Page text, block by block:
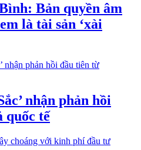
Bản quyền âm
là tài sản ‘xài
nhận phản hồi
quốc tế